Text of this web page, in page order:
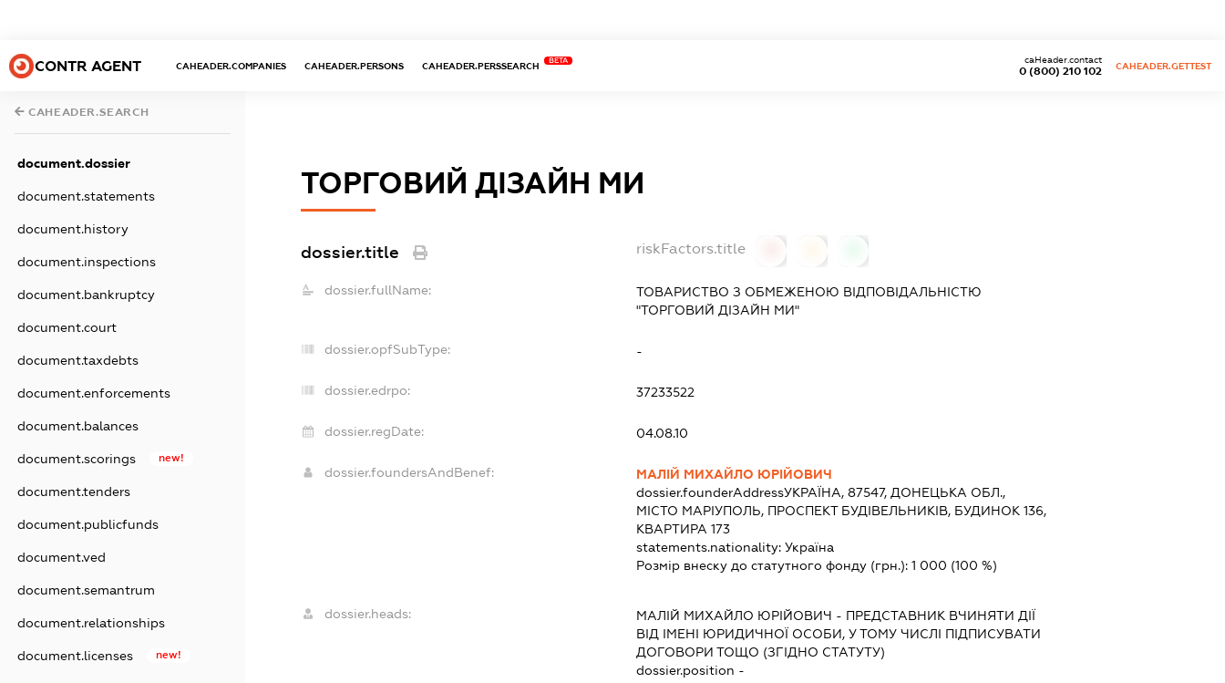
CONTR AGENT CAHEADER.COMPANIES CAHEADER.PERSONS CAHEADER.PERSSEARCH
BETA
0 (800) 210 102
caHeader.contact
CAHEADER.GETTEST
CAHEADER.SEARCH
document.dossier
document.statements
document.history
document.inspections
document.bankruptcy
document.court
document.taxdebts
document.enforcements
document.balances
document.scorings new!
document.tenders
document.publicfunds
document.ved
document.semantrum
document.relationships
document.licenses new!
ТОРГОВИЙ ДІЗАЙН МИ
dossier.title riskFactors.title
dossier.fullName:
ТОВАРИСТВО З ОБМЕЖЕНОЮ ВІДПОВІДАЛЬНІСТЮ
"ТОРГОВИЙ ДІЗАЙН МИ"
dossier.opfSubType: -
dossier.edrpo: 37233522
dossier.regDate: 04.08.10
dossier.foundersAndBenef:
МАЛІЙ МИХАЙЛО ЮРІЙОВИЧ
dossier.founderAddressУКРАЇНА, 87547, ДОНЕЦЬКА ОБЛ.,
МІСТО МАРІУПОЛЬ, ПРОСПЕКТ БУДІВЕЛЬНИКІВ, БУДИНОК 136,
КВАРТИРА 173
statements.nationality:Україна
Розмір внеску до статутного фонду (грн.):1 000 (100 %)
dossier.heads: МАЛІЙ МИХАЙЛО ЮРІЙОВИЧ - ПРЕДСТАВНИК ВЧИНЯТИ ДІЇ
ВІД ІМЕНІ ЮРИДИЧНОЇ ОСОБИ, У ТОМУ ЧИСЛІ ПІДПИСУВАТИ
ДОГОВОРИ ТОЩО (ЗГІДНО СТАТУТУ)
dossier.position -